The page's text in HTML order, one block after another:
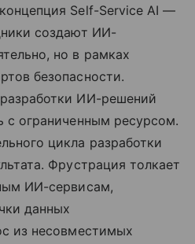
концепция Self-Service AI —
создают ИИ-
но в рамках
безопасности.
ИИ-решений
с ограниченным ресурсом.
цикла разработки
Фрустрация толкает
ИИ-сервисам,
данных
из несовместимых